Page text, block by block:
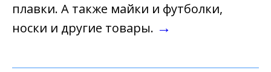
плавки. А также майки и футболки,
носки и другие товары. →